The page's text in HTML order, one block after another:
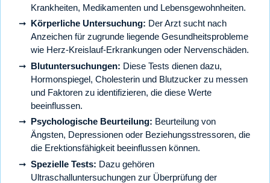
Krankheiten, Medikamenten und Lebensgewohnheiten.
Körperliche Untersuchung: Der Arzt sucht nach
Anzeichen für zugrunde liegende Gesundheitsprobleme
wie Herz-Kreislauf-Erkrankungen oder Nervenschäden.
Blutuntersuchungen: Diese Tests dienen dazu,
Hormonspiegel, Cholesterin und Blutzucker zu messen
und Faktoren zu identifizieren, die diese Werte
beeinflussen.
Psychologische Beurteilung: Beurteilung von
Ängsten, Depressionen oder Beziehungsstressoren, die
die Erektionsfähigkeit beeinflussen können.
Spezielle Tests: Dazu gehören
Ultraschalluntersuchungen zur Überprüfung der